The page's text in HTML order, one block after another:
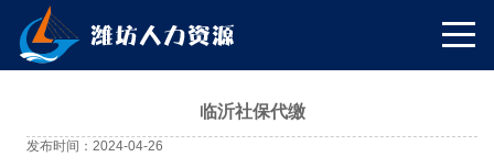
临沂社保代缴
发布时间：2024-04-26